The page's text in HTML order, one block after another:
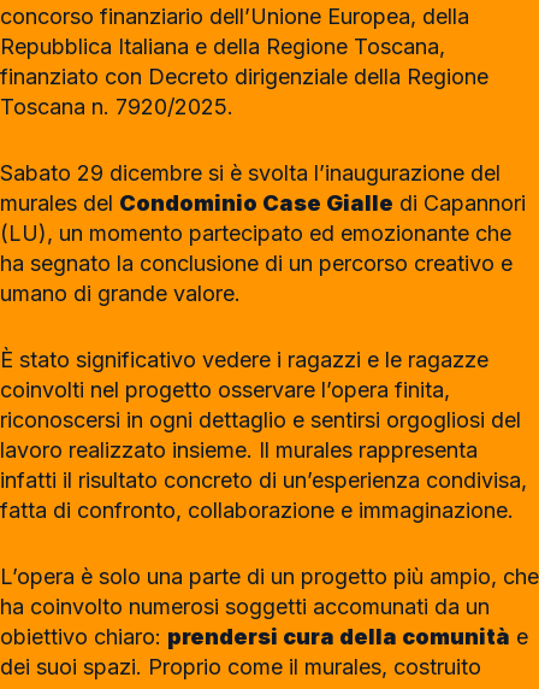
concorso finanziario dell’Unione Europea, della
Repubblica Italiana e della Regione Toscana,
finanziato con Decreto dirigenziale della Regione
Toscana n. 7920/2025.
Sabato 29 dicembre si è svolta l’inaugurazione del
murales del Condominio Case Gialle di Capannori
(LU), un momento partecipato ed emozionante che
ha segnato la conclusione di un percorso creativo e
umano di grande valore.
È stato significativo vedere i ragazzi e le ragazze
coinvolti nel progetto osservare l’opera finita,
riconoscersi in ogni dettaglio e sentirsi orgogliosi del
lavoro realizzato insieme. Il murales rappresenta
infatti il risultato concreto di un’esperienza condivisa,
fatta di confronto, collaborazione e immaginazione.
L’opera è solo una parte di un progetto più ampio, che
ha coinvolto numerosi soggetti accomunati da un
obiettivo chiaro: prendersi cura della comunità e
dei suoi spazi. Proprio come il murales, costruito